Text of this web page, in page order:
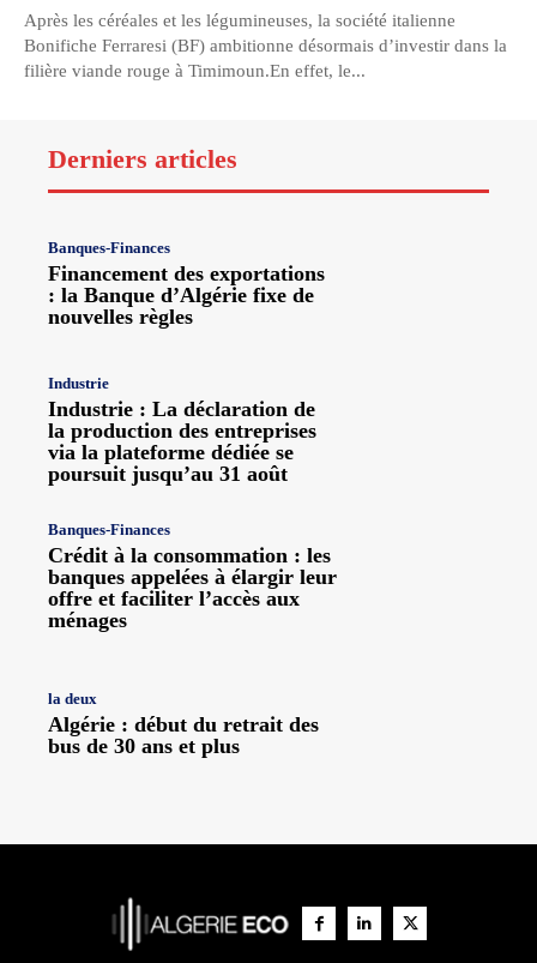
Après les céréales et les légumineuses, la société italienne
Bonifiche Ferraresi (BF) ambitionne désormais d’investir dans la
filière viande rouge à Timimoun.En effet, le...
Derniers articles
Banques-Finances
Financement des exportations
: la Banque d’Algérie fixe de
nouvelles règles
Industrie
Industrie : La déclaration de
la production des entreprises
via la plateforme dédiée se
poursuit jusqu’au 31 août
Banques-Finances
Crédit à la consommation : les
banques appelées à élargir leur
offre et faciliter l’accès aux
ménages
la deux
Algérie : début du retrait des
bus de 30 ans et plus